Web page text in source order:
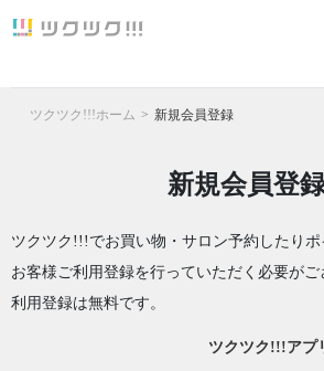
ツクツク!!!ホーム 新規会員登録
新規会員登
ツクツク!!!でお買い物・サロン予約したりポ
お客様ご利用登録を行っていただく必要が
利用登録は無料です。
ツクツク!!!アプ